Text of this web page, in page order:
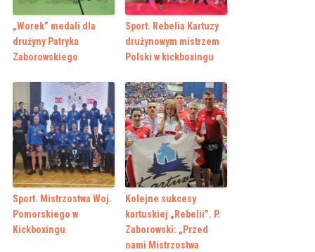
„Worek” medali dla
drużyny Patryka
Zaborowskiego
Sport. Rebelia Kartuzy
drużynowym mistrzem
Polski w kickboxingu
Sport. Mistrzostwa Woj.
Pomorskiego w
Kickboxingu
Kolejne sukcesy
kartuskiej „Rebelii”. P.
Zaborowski: „Przed
nami Mistrzostwa